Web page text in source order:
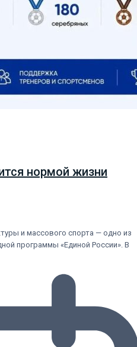
нормой жизни
и массового спорта — одно из
программы «Единой России». В